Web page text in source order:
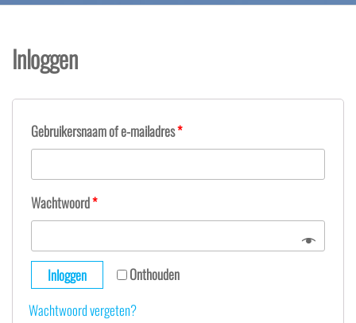
Inloggen
Gebruikersnaam of e-mailadres*
Wachtwoord*
Onthouden
Inloggen
Wachtwoord vergeten?